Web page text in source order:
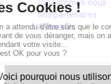
Qui sommes-nous
Nos partenaires
Actualités